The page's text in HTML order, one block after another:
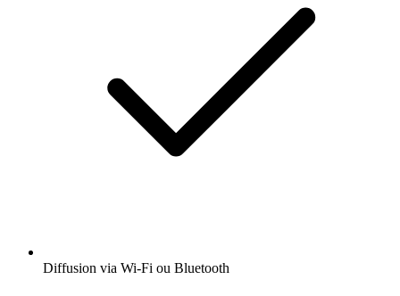
Diffusion via Wi-Fi ou Bluetooth